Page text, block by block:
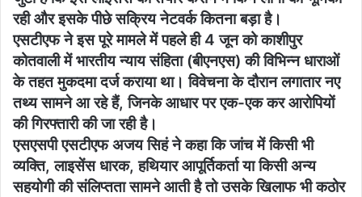
रही और इसके पीछे सक्रिय नेटवर्क कितना बड़ा है।
एसटीएफ ने इस पूरे मामले में पहले ही 4 जून को काशीपुर
कोतवाली में भारतीय न्याय संहिता (बीएनएस) की विभिन्न धाराओं
के तहत मुकदमा दर्ज कराया था। विवेचना के दौरान लगातार नए
तथ्य सामने आ रहे हैं, जिनके आधार पर एक-एक कर आरोपियों
की गिरफ्तारी की जा रही है।
एसएसपी एसटीएफ अजय सिहं ने कहा कि जांच में किसी भी
व्यक्ति, लाइसेंस धारक, हथियार आपूर्तिकर्ता या किसी अन्य
सहयोगी की संलिप्तता सामने आती है तो उसके खिलाफ भी कठोर